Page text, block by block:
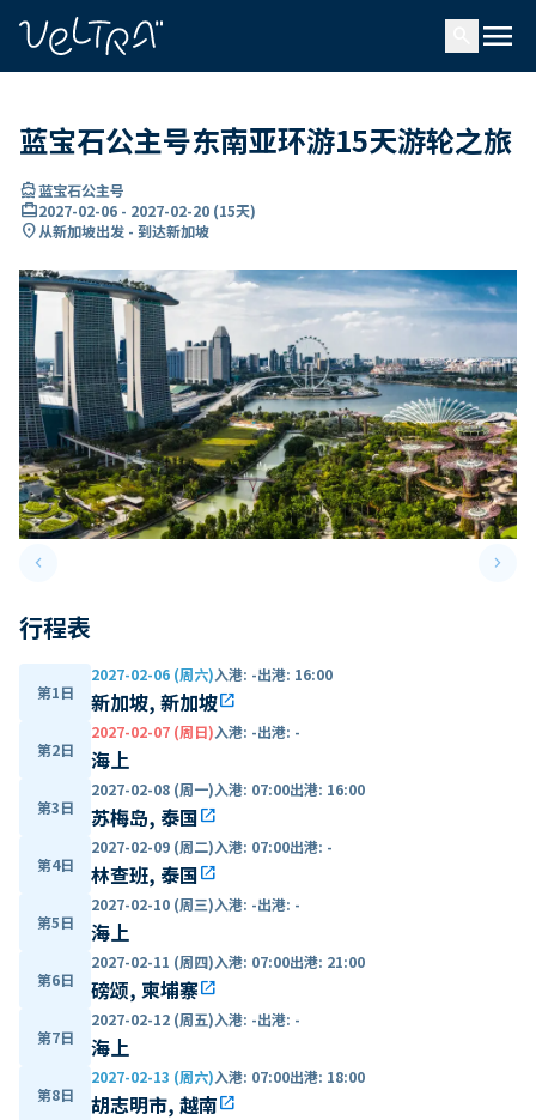
menu
蓝宝石公主号东南亚环游15天游轮之旅
directions_boat蓝宝石公主号
card_travel2027-02-06 - 2027-02-20 (15天)
location_on从新加坡出发 - 到达新加坡
keyboard_arrow_leftPrevious slide keyboard_arrow_right
行程表
第1日
2027-02-06 (周六)入港: -出港: 16:00
新加坡, 新加坡open_in_new
第2日
2027-02-07 (周日)入港: -出港: -
海上
第3日
2027-02-08 (周一)入港: 07:00出港: 16:00
苏梅岛, 泰国open_in_new
第4日
2027-02-09 (周二)入港: 07:00出港: -
林查班, 泰国open_in_new
第5日
2027-02-10 (周三)入港: -出港: -
海上
第6日
2027-02-11 (周四)入港: 07:00出港: 21:00
磅颂, 柬埔寨open_in_new
第7日
2027-02-12 (周五)入港: -出港: -
海上
第8日
2027-02-13 (周六)入港: 07:00出港: 18:00
胡志明市, 越南open_in_new